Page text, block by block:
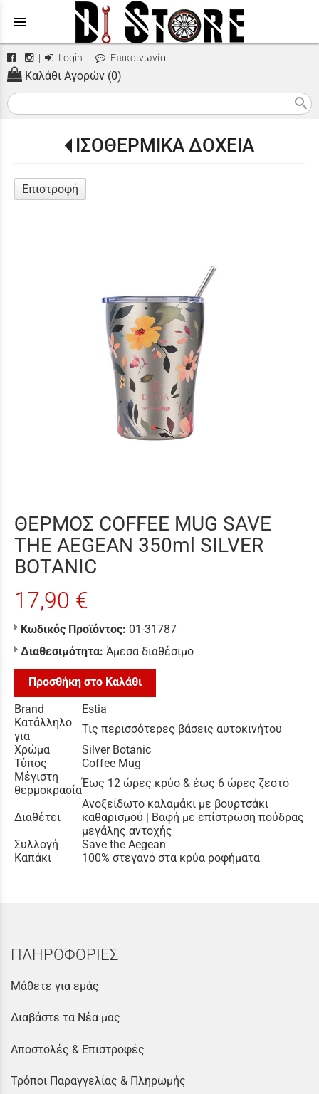
menu
| Login | Επικοινωνία
Καλάθι Αγορών (0)
search
ΙΣΟΘΕΡΜΙΚΑ ΔΟΧΕΙΑ
Επιστροφή
ΘΕΡΜΟΣ COFFEE MUG SAVE
THE AEGEAN 350ml SILVER
BOTANIC
17,90 €
Κωδικός Προϊόντος: 01-31787
Διαθεσιμότητα: Άμεσα διαθέσιμο
Προσθήκη στο Καλάθι
Brand
Estia
Κατάλληλο
για
Τις περισσότερες βάσεις αυτοκινήτου
Χρώμα
Silver Botanic
Τύπος
Coffee Mug
Μέγιστη
θερμοκρασία
Έως 12 ώρες κρύο & έως 6 ώρες ζεστό
Διαθέτει
Ανοξείδωτο καλαμάκι με βουρτσάκι
καθαρισμού | Βαφή με επίστρωση πούδρας
μεγάλης αντοχής
Συλλογή
Save the Aegean
Καπάκι
100% στεγανό στα κρύα ροφήματα
ΠΛΗΡΟΦΟΡΙΕΣ
Μάθετε για εμάς
Διαβάστε τα Νέα μας
Αποστολές & Επιστροφές
Τρόποι Παραγγελίας & Πληρωμής